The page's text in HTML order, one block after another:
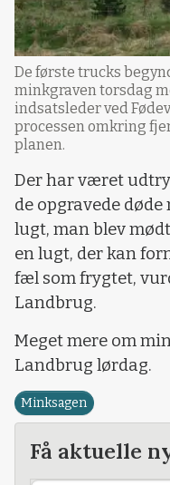
De første trucks
minkgraven torsdag
indsatsleder ved
processen omkring
planen.
Der har været
de opgravede
lugt, man blev
en lugt, der kan
fæl som frygtet,
Landbrug.
Meget mere om
Landbrug lørdag.
Minksagen
Få aktuelle